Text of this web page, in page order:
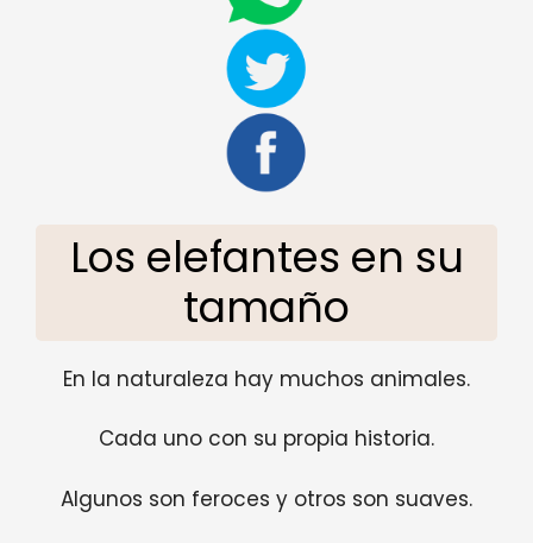
Los elefantes en su
tamaño
En la naturaleza hay muchos animales.
Cada uno con su propia historia.
Algunos son feroces y otros son suaves.